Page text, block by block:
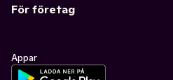
För företag
Appar